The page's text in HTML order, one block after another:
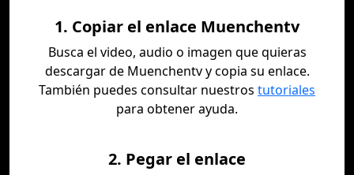
1. Copiar el enlace Muenchentv
Busca el video, audio o imagen que quieras
descargar de Muenchentv y copia su enlace.
También puedes consultar nuestros tutoriales
para obtener ayuda.
2. Pegar el enlace